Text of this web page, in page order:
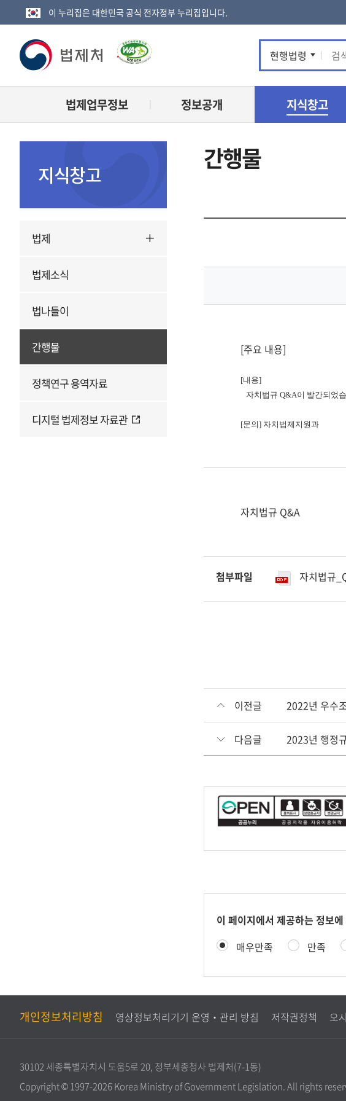
이 누리집은 대한민국 공식 전자정부 누리집입니다.
법
제
로
통
합
검
현행법령
법제업무정보 정보공개 지식창고
지식창고
법제
법제소식
법나들이
간행물
정책연구 용역자료
디지털 법제정보 자료관
간행물
[주요 내용]
[내용]
자치법규 Q&A이 발간되었
[문의] 자치법제지원과
자치법규 Q&A
첨부파일 자치법규
이전글 2022년 우수
다음글 2023년 행정
콘
츠
족
도
사
이 페이지에서 제공하는 정보
만
족
가
매우만족 만족
개인정보처리방침 영상정보처리기기 운영‧관리 방침 저작권정책 오
30102 세종특별자치시 도움5로 20, 정부세종청사 법제처(7-1동)
Copyright © 1997-2026 Korea Ministry of Government Legislation. All rights